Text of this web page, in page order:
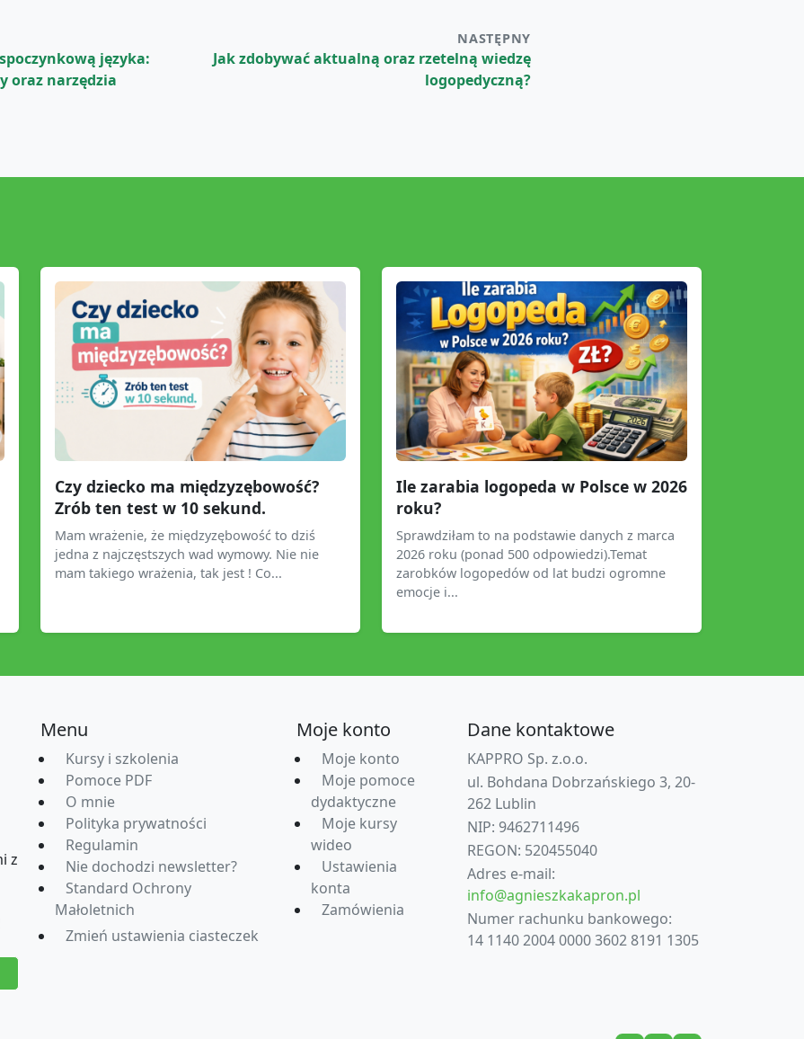
języka:
oraz narzędzia
NASTĘPNY
Jak zdobywać aktualną oraz rzetelną wiedzę
logopedyczną?
Czy dziecko ma międzyzębowość?
Zrób ten test w 10 sekund.
Mam wrażenie, że międzyzębowość to dziś
jedna z najczęstszych wad wymowy. Nie nie
mam takiego wrażenia, tak jest ! Co...
Ile zarabia logopeda w Polsce w 2026
roku?
Sprawdziłam to na podstawie danych z marca
2026 roku (ponad 500 odpowiedzi).Temat
zarobków logopedów od lat budzi ogromne
emocje i...
z
Menu
Kursy i szkolenia
Pomoce PDF
O mnie
Polityka prywatności
Regulamin
Nie dochodzi newsletter?
Standard Ochrony
Małoletnich
Zmień ustawienia ciasteczek
Moje konto
Moje konto
Moje pomoce
dydaktyczne
Moje kursy
wideo
Ustawienia
konta
Zamówienia
Dane kontaktowe
KAPPRO Sp. z.o.o.
ul. Bohdana Dobrzańskiego 3, 20-
262 Lublin
NIP: 9462711496
REGON: 520455040
Adres e-mail:
info@agnieszkakapron.pl
Numer rachunku bankowego:
14 1140 2004 0000 3602 8191 1305